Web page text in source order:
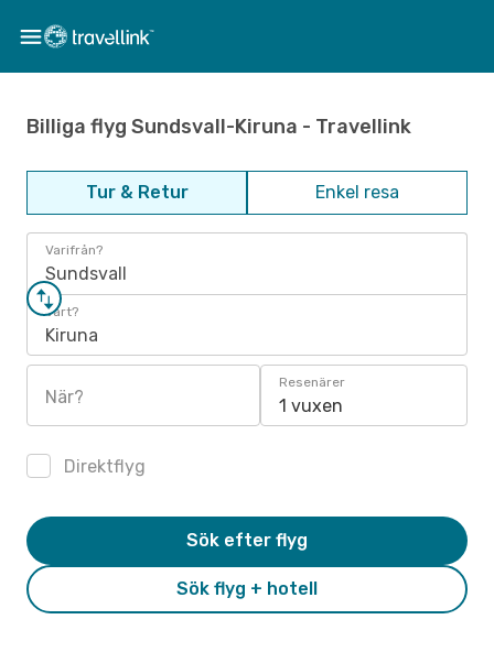
Billiga flyg Sundsvall-Kiruna - Travellink
Tur & Retur Enkel resa
Varifrån?
Sundsvall
Vart?
Kiruna
När?
Resenärer
1 vuxen
Direktflyg
Sök flyg + hotell
Sök efter flyg